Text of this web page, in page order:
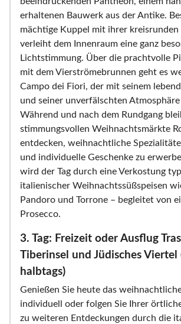
erhaltenen Bauwerk aus der Antike.
mächtige Kuppel mit ihrer
verleiht dem Innenraum eine ganz
Lichtstimmung. Über die prachtvolle
mit dem Vierströmebrunnen geht es
Campo dei Fiori, der mit seinem
und seiner unverfälschten
Während und nach dem Rundgang
stimmungsvollen Weihnachtsmärkte
entdecken, weihnachtliche
und individuelle Geschenke zu
wird der Tag durch eine Verkostung
italienischer Weihnachtssüßspeisen
Pandoro und Torrone – begleitet von
Prosecco.
3. Tag: Freizeit oder Ausflug
Tiberinsel und Jüdisches
halbtags)
Genießen Sie heute das
individuell oder folgen Sie Ihrer
zu weiteren Entdeckungen durch die